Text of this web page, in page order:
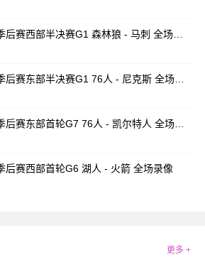
后赛西部首轮G6 湖人 - 火箭 全场录像
更多 +